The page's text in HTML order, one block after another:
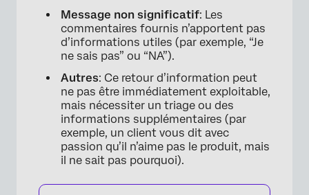
Message non significatif: Les
commentaires fournis n’apportent pas
d’informations utiles (par exemple, “Je
ne sais pas” ou “NA”).
Autres: Ce retour d’information peut
ne pas être immédiatement exploitable,
mais nécessiter un triage ou des
informations supplémentaires (par
exemple, un client vous dit avec
passion qu’il n’aime pas le produit, mais
il ne sait pas pourquoi).